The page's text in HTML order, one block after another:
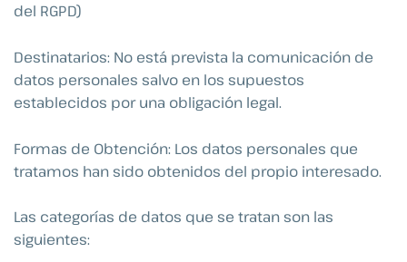
del RGPD)
Destinatarios: No está prevista la comunicación de
datos personales salvo en los supuestos
establecidos por una obligación legal.
Formas de Obtención: Los datos personales que
tratamos han sido obtenidos del propio interesado.
Las categorías de datos que se tratan son las
siguientes: